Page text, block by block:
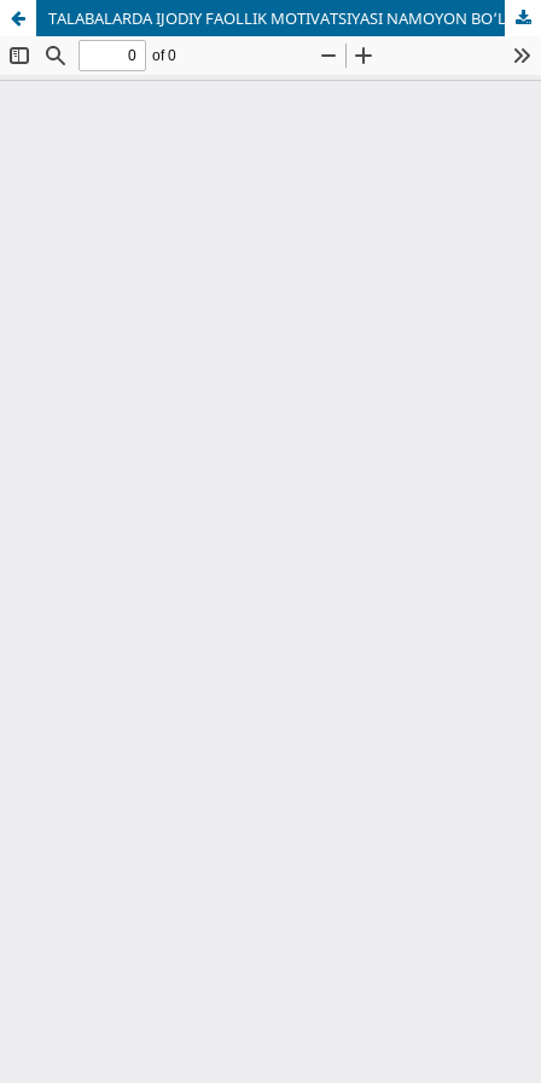
TALABALARDA IJODIY FAOLLIK MOTIVATSIYASI NAMOYON BO‘LISHINING PSIXOLOGIK MEZONLARI